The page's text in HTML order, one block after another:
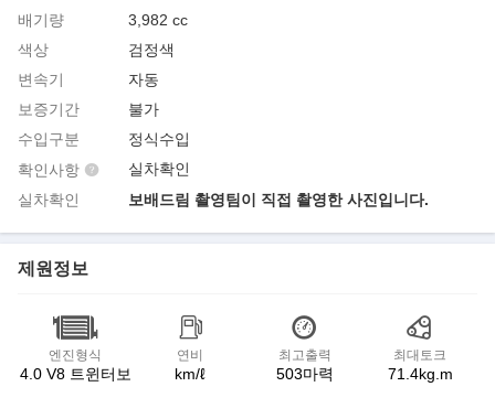
배기량
3,982 cc
색상
검정색
변속기
자동
보증기간
불가
수입구분
정식수입
확인사항
실차확인
실차확인
보배드림 촬영팀이 직접 촬영한 사진입니다.
제원정보
엔진형식
4.0 V8 트윈터보
연비
km/ℓ
최고출력
503마력
최대토크
71.4kg.m